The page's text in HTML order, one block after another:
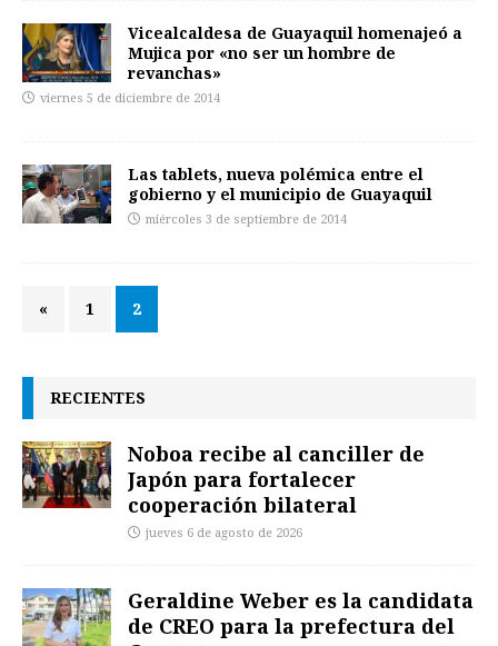
Vicealcaldesa de Guayaquil homenajeó a
Mujica por «no ser un hombre de
revanchas»
viernes 5 de diciembre de 2014
Las tablets, nueva polémica entre el
gobierno y el municipio de Guayaquil
miércoles 3 de septiembre de 2014
« 1 2
RECIENTES
Noboa recibe al canciller de
Japón para fortalecer
cooperación bilateral
jueves 6 de agosto de 2026
Geraldine Weber es la candidata
de CREO para la prefectura del